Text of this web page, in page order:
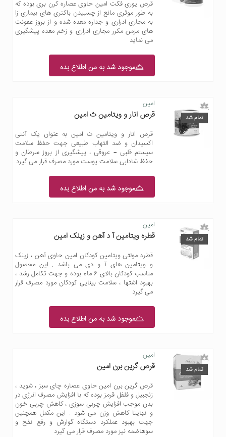
قرص یوری فکت امین حاوی عصاره کرن بری بوده که
به طور موثری مانع از چسبیدن باکتری های بیماری زا
به مجاری ادراری و جداره معده شده و از بروز عفونت
های مزمن مکرر مجاری ادراری و زخم معده پیشگیری
می نماید
موجود شد به من اطلاع بده
تمام شد
امین
قرص انار و ویتامین ث امین
قرص انار و ویتامین ث امین به عنوان یک آنتی
اکسیدان و ضد التهاب طبیعی جهت حفظ سلامت
سیستم قلبی – عروقی ، پیشگیری از بروز سرطان و
حفظ شادابی سلامت پوست مورد مصرف قرار می گیرد
موجود شد به من اطلاع بده
تمام شد
امین
قطره ویتامین آ د آهن و زینک امین
قطره مولتی ویتامین کودکان امین حاوی آهن ، زینک
و ویتامین های آ و دی می باشد . این محصول
مناسب کودکان بالای 6 ماه بوده و جهت تکامل رشد ،
بهبود اشتها ، سلامت بینایی کودکان مورد مصرف قرار
می گیرد
موجود شد به من اطلاع بده
تمام شد
امین
قرص گرین برن امین
قرص گرین برن امین حاوی عصاره چای سبز ، شوید ،
زنجبیل و فلفل قرمز بوده که با افزایش مصرف انرژی در
بدن موجب افزایش چربی سوزی ، کاهش چربی خون
و نهایتا کاهش وزن می شود . این مکمل همچنین
جهت بهبود عملکرد دستگاه گوارش و رفع نفخ و
سوهاضمه نیز مورد مصرف قرار می گیرد